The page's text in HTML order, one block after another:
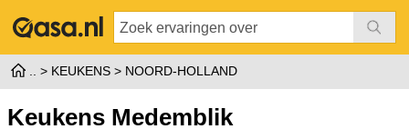
KEUKENS NOORD-HOLLAND
Keukens Medemblik